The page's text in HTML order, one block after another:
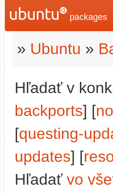
packages
» Ubuntu »
Hľadať v
backports] [
[questing-
updates] [
Hľadať vo